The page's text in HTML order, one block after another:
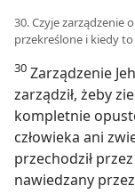
30. Czyje zarządzenie
przekreślone i kiedy to
30 Zarządzenie
zarządził, żeby
kompletnie
człowieka ani
przechodził
nawiedzany